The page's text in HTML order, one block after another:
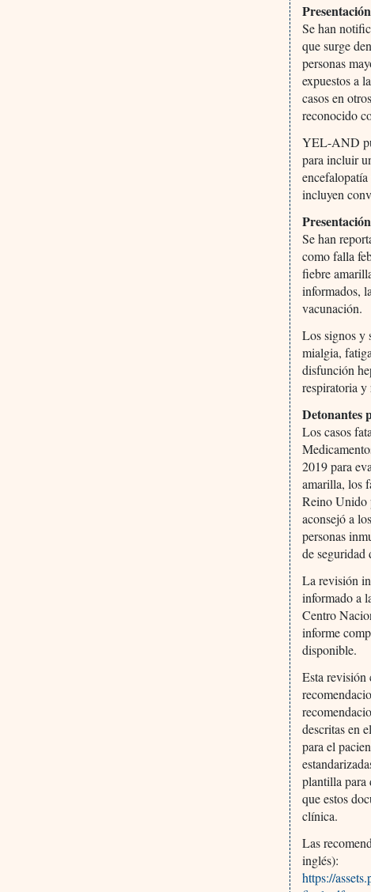
Se han
que surge
personas
expuestos a
casos en
reconocido
YEL-AND
para incluir
incluyen
Se han
como falla
fiebre
informados,
vacunación.
Los signos y
mialgia,
disfunción
respiratoria y
Detonantes
Los casos
2019 para
amarilla, los
Reino Unido
aconsejó a
personas
de seguridad
La revisión
informado a
Centro
informe
disponible.
Esta
descritas en
para el
plantilla para
que estos
clínica.
Las
inglés):
https://